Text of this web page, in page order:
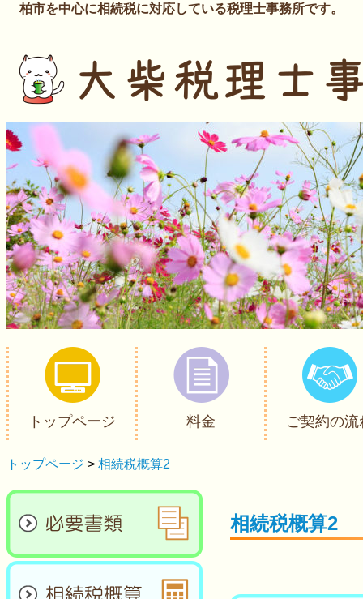
柏市を中心に相続税に対応している税理士事務所です。
トップページ 料金 ご契約の流
トップページ > 相続税概算2
相続税概算2